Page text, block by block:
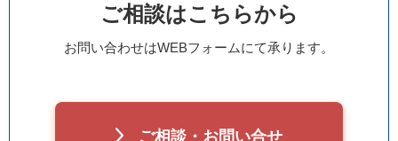
ご相談はこちらから
お問い合わせはWEBフォームにて承ります。
ご相談・お問い合せ